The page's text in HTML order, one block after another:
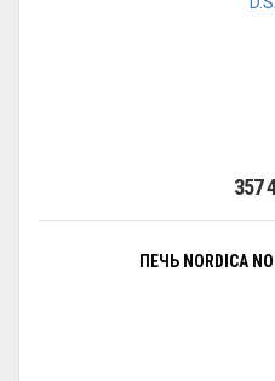
357
ПЕЧЬ NORDICA